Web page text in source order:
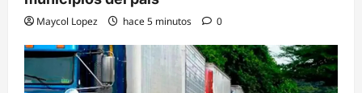
Maycol Lopez hace 5 minutos 0